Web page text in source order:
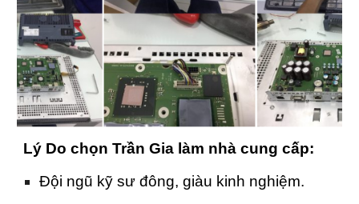
Lý Do chọn Trần Gia làm nhà cung cấp:
Đội ngũ kỹ sư đông, giàu kinh nghiệm.